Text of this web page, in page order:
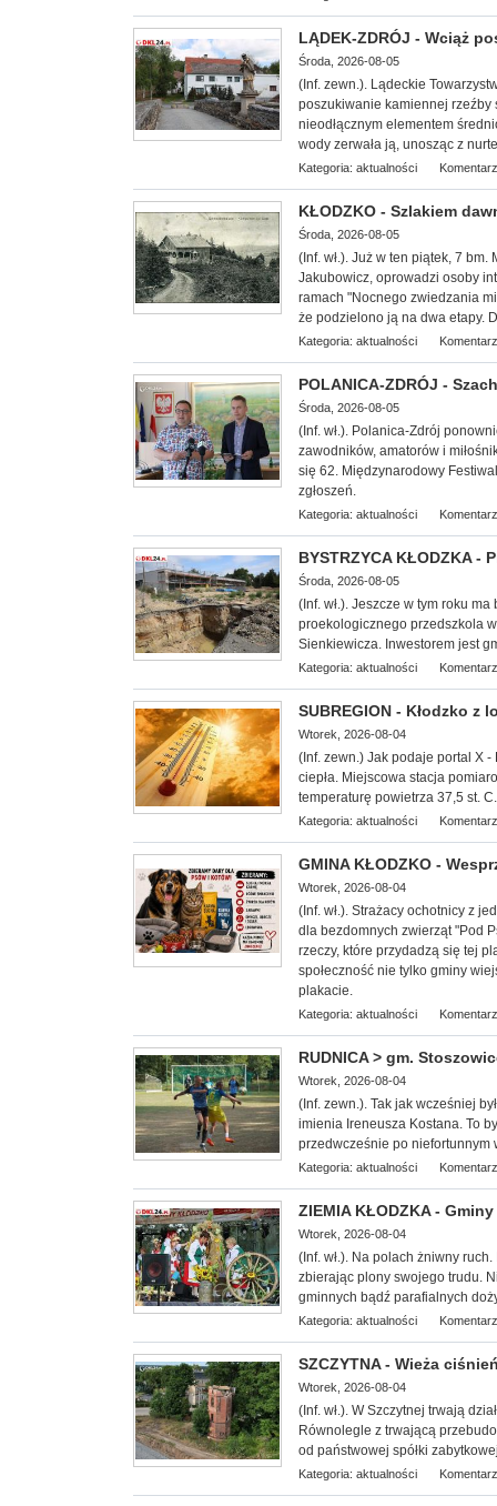
LĄDEK-ZDRÓJ - Wciąż
Środa, 2026-08-05
(Inf. zewn.). Lądeckie Towarzy
poszukiwanie kamiennej rzeźby
nieodłącznym elementem
wody zerwała ją, unosząc z
Kategoria: aktualności
KŁODZKO - Szlakiem
Środa, 2026-08-05
(Inf. wł.). Już w ten piątek, 7 bm.
Jakubowicz, oprowadzi osoby
ramach "Nocnego zwiedzania
że podzielono ją na dwa etapy.
Kategoria: aktualności
POLANICA-ZDRÓJ -
Środa, 2026-08-05
(Inf. wł.). Polanica-Zdrój
zawodników, amatorów i
się 62. Międzynarodowy
zgłoszeń.
Kategoria: aktualności
BYSTRZYCA KŁODZKA -
Środa, 2026-08-05
(Inf. wł.). Jeszcze w tym roku ma
proekologicznego przedszkola
Sienkiewicza. Inwestorem jest
Kategoria: aktualności
SUBREGION - Kłodzko z
Wtorek, 2026-08-04
(Inf. zewn.) Jak podaje portal X -
ciepła. Miejscowa stacja
temperaturę powietrza 37,5 st.
Kategoria: aktualności
GMINA KŁODZKO -
Wtorek, 2026-08-04
(Inf. wł.). Strażacy ochotnicy z
dla bezdomnych zwierząt "Pod
rzeczy, które przydadzą się tej
społeczność nie tylko gminy
plakacie.
Kategoria: aktualności
RUDNICA > gm.
Wtorek, 2026-08-04
(Inf. zewn.). Tak jak wcześniej
imienia Ireneusza Kostana. To
przedwcześnie po niefortunnym
Kategoria: aktualności
ZIEMIA KŁODZKA -
Wtorek, 2026-08-04
(Inf. wł.). Na polach żniwny ruch.
zbierając plony swojego trudu.
gminnych bądź parafialnych
Kategoria: aktualności
SZCZYTNA - Wieża
Wtorek, 2026-08-04
(Inf. wł.). W Szczytnej trwają
Równolegle z trwającą
od państwowej spółki
Kategoria: aktualności